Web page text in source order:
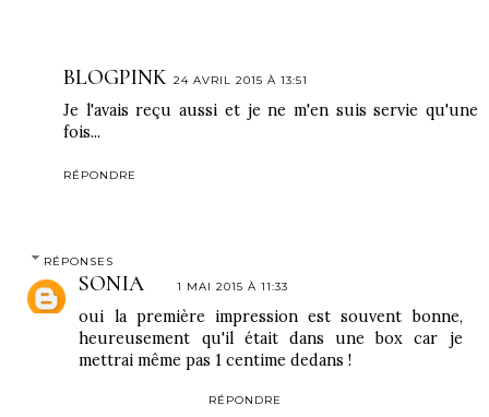
BLOGPINK 24 AVRIL 2015 À 13:51
Je l'avais reçu aussi et je ne m'en suis servie qu'une
fois...
RÉPONDRE
RÉPONSES
SONIA 1 MAI 2015 À 11:33
oui la première impression est souvent bonne,
heureusement qu'il était dans une box car je
mettrai même pas 1 centime dedans !
RÉPONDRE